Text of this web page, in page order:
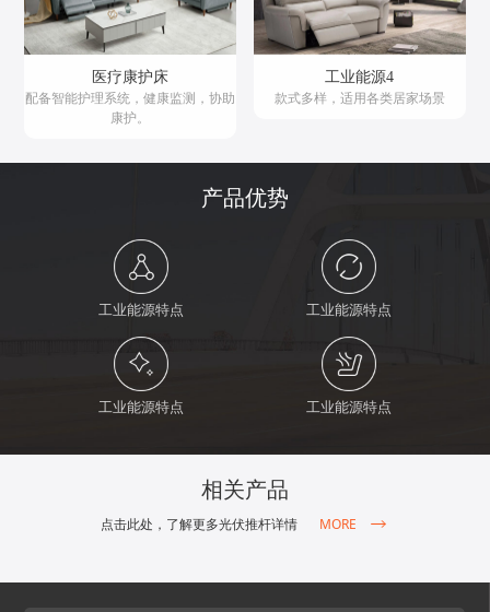
医疗康护床
配备智能护理系统，健康监测，协助
康护。
工业能源4
款式多样，适用各类居家场景
产品优势
工业能源特点 工业能源特点
工业能源特点 工业能源特点
相关产品
点击此处，了解更多光伏推杆详情 MORE